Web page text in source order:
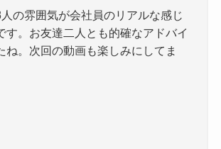
の雰囲気が会社員のリアルな感じ
す。お友達二人とも的確なアドバイ
ね。次回の動画も楽しみにしてま